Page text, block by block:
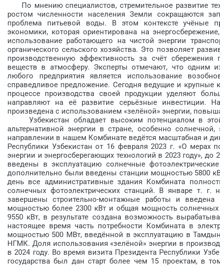
По мнению специалистов, стремительное развитие
ростом численности населения Земли сокращаются
проблема питьевой воды. В этом контексте учёные
экономики, которая ориентирована на
использование работающего на чистой энергии
органического сельского хозяйства. Это позволяет
производственную эффективность за счёт
веществ в атмосферу. Эксперты отмечают, что одним
любого предприятия является использование
справедливое предложение. Сегодня ведущие и
процессе производства своей продукции уделяют
направляют на её развитие серьёзные инвестиции.
произведена с использованием «зелёной» энергии,
Узбекистан обладает высоким потенциалом в
альтернативной энергии в стране, особенно
направлении в нашем Комбинате ведётся масштабная и
Республики Узбекистан от 16 февраля 2023 г. «О мерах
энергии и энергосберегающих технологий в 2023 году»,
введены в эксплуатацию солнечные
дополнительно были введены станции мощностью 5800
день все административные здания Комбината
солнечных фотоэлектрических станций. В январе т.
завершены строительно-монтажные работы и введена
мощностью более 2300 кВт и общая мощность солнечных
9550 кВт, в результате создана возможность
настоящее время часть потребности Комбината в
мощностью 500 МВт, введённой в эксплуатацию в
НГМК. Доля использования «зелёной» энергии в
в 2024 году. Во время визита Президента Республики
государства был дан старт более чем 15 проектам, в